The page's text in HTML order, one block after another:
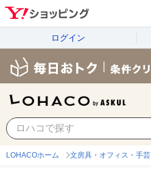
ログイン
LOHACOホーム 文房具・オフィス・手芸